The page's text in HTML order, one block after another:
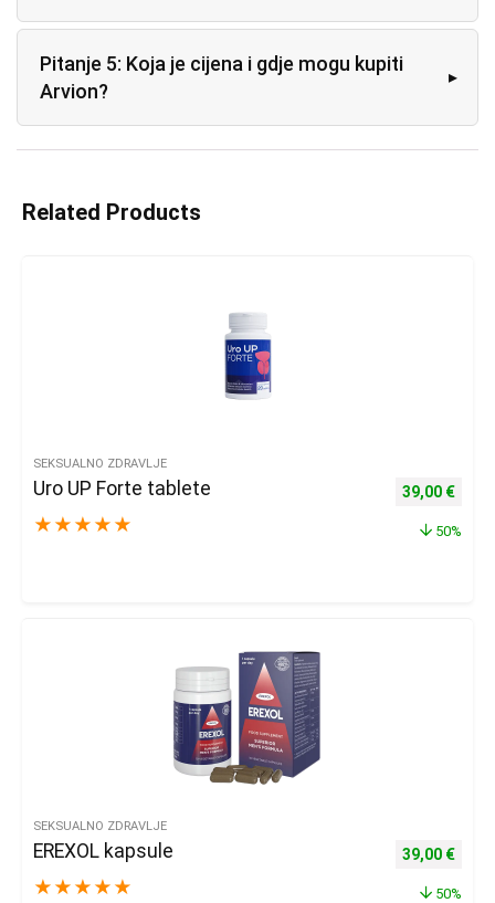
Pitanje 5: Koja je cijena i gdje mogu kupiti
Arvion?
Related Products
SEKSUALNO ZDRAVLJE
Uro UP Forte tablete
★ ★ ★ ★ ★
Izvorna
39,00 €
50%
SEKSUALNO ZDRAVLJE
EREXOL kapsule
★ ★ ★ ★ ★
Izvorna
39,00 €
50%